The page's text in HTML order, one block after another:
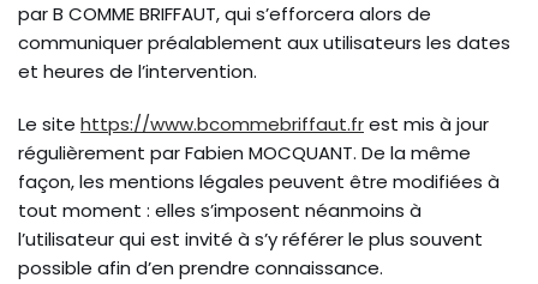
par B COMME BRIFFAUT, qui s’efforcera alors de
communiquer préalablement aux utilisateurs les dates
et heures de l’intervention.
Le site https://www.bcommebriffaut.frest mis à jour
régulièrement par Fabien MOCQUANT. De la même
façon, les mentions légales peuvent être modifiées à
tout moment : elles s’imposent néanmoins à
l’utilisateur qui est invité à s’y référer le plus souvent
possible afin d’en prendre connaissance.